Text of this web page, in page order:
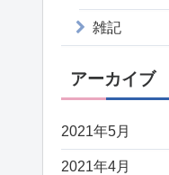
雑記
アーカイブ
2021年5月
2021年4月